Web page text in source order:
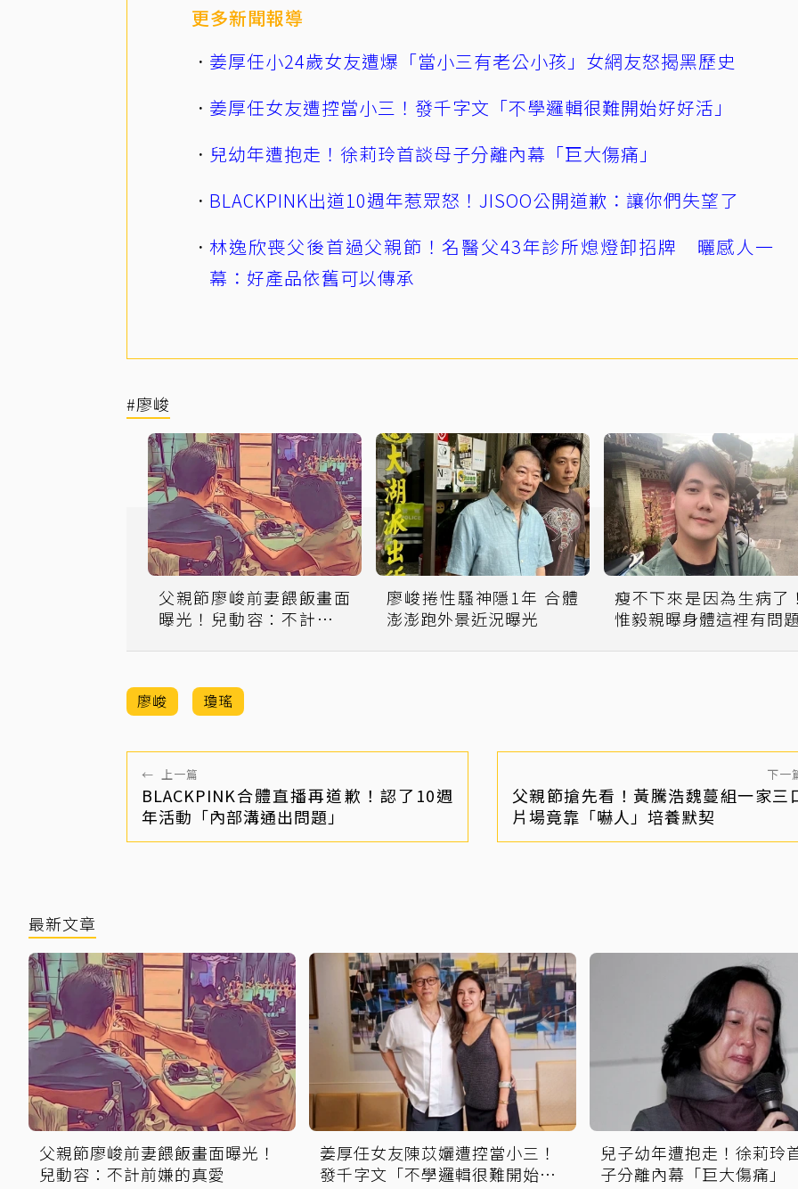
更多新聞報導
姜厚任小24歲女友遭爆「當小三有老公小孩」女網友怒揭黑歷史
姜厚任女友遭控當小三！發千字文「不學邏輯很難開始好好活」
兒幼年遭抱走！徐莉玲首談母子分離內幕「巨大傷痛」
BLACKPINK出道10週年惹眾怒！JISOO公開道歉：讓你們失望了
林逸欣喪父後首過父親節！名醫父43年診所熄燈卸招牌 曬感人一
幕：好產品依舊可以傳承
#廖峻
父親節廖峻前妻餵飯畫面
曝光！兒動容：不計前嫌
廖峻捲性騷神隱1年 合體
澎澎跑外景近況曝光
瘦不下來是因為生病了！
惟毅親曝身體這裡有問題
廖峻 瓊瑤
← 上一篇
BLACKPINK合體直播再道歉！認了10週
年活動「內部溝通出問題」
下一
父親節搶先看！黃騰浩魏蔓組一家
片場竟靠「嚇人」培養默契
最新文章
父親節廖峻前妻餵飯畫面曝光！
兒動容：不計前嫌的真愛
姜厚任女友陳苡孋遭控當小三！
發千字文「不學邏輯很難開始好
兒子幼年遭抱走！徐莉玲
子分離內幕「巨大傷痛」